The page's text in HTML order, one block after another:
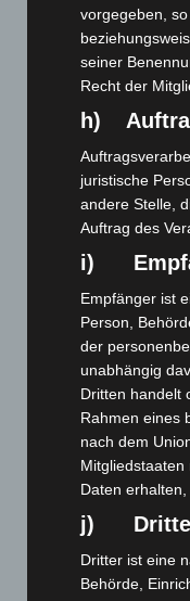
Art.-Nr. 11214-2
tie, pure silk,
smaler width
Price: 5,00 € plus
Art.-Nr. 11215-1
tie, pure silk,
Price: 5,00 € plus
vorgegeben,
seiner
Recht der
h)
juristische
andere Stelle,
Auftrag des
i)
Empfänger ist
Person,
der
unabhängig
Dritten handelt
Rahmen eines
nach dem
Daten
j)
Dritter ist eine
Behörde,